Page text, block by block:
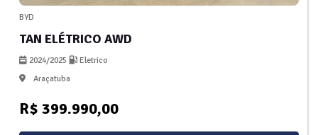
BYD
TAN ELÉTRICO AWD
2024/2025
Eletrico
Araçatuba
R$ 399.990,00